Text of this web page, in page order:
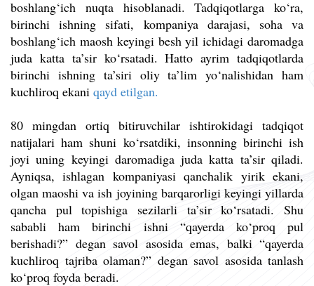
boshlang‘ich nuqta hisoblanadi. Tadqiqotlarga ko‘ra,
birinchi ishning sifati, kompaniya darajasi, soha va
boshlang‘ich maosh keyingi besh yil ichidagi daromadga
juda katta ta’sir ko‘rsatadi. Hatto ayrim tadqiqotlarda
birinchi ishning ta’siri oliy ta’lim yo‘nalishidan ham
kuchliroq ekani qayd etilgan.
80 mingdan ortiq bitiruvchilar ishtirokidagi tadqiqot
natijalari ham shuni ko‘rsatdiki, insonning birinchi ish
joyi uning keyingi daromadiga juda katta ta’sir qiladi.
Ayniqsa, ishlagan kompaniyasi qanchalik yirik ekani,
olgan maoshi va ish joyining barqarorligi keyingi yillarda
qancha pul topishiga sezilarli ta’sir ko‘rsatadi. Shu
sababli ham birinchi ishni “qayerda ko‘proq pul
berishadi?” degan savol asosida emas, balki “qayerda
kuchliroq tajriba olaman?” degan savol asosida tanlash
ko‘proq foyda beradi.